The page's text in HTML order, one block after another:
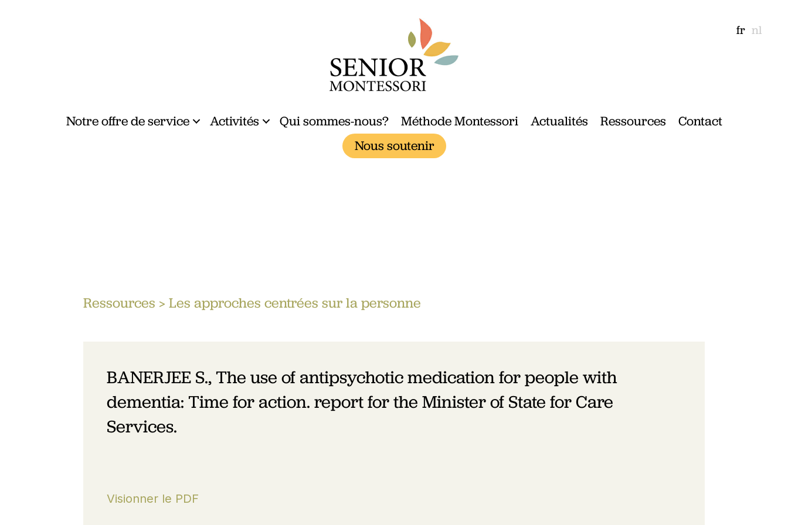
fr nl
Notre offre de service Activités Qui sommes-nous? Méthode Montessori Actualités Ressources
Contact
Nous soutenir
Ressources > Les approches centrées sur la personne
BANERJEE S., The use of antipsychotic medication for people with
dementia: Time for action. report for the Minister of State for Care
Services.
Visionner le PDF